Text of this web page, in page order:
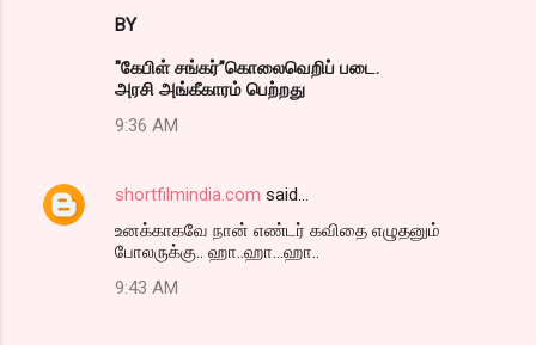
BY
"கேபிள் சங்கர்”கொலைவெறிப் படை.
அரசி அங்கீகாரம் பெற்றது
9:36 AM
shortfilmindia.com said…
உனக்காகவே நான் எண்டர் கவிதை எழுதனும்
போலருக்கு.. ஹா..ஹா...ஹா..
9:43 AM